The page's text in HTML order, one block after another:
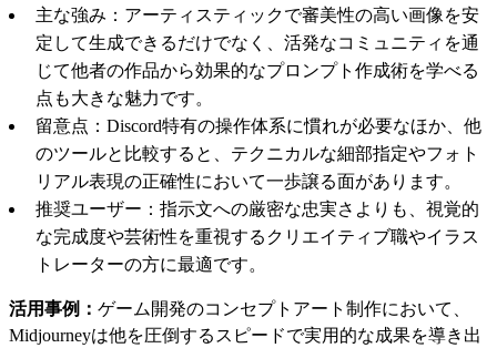
主な強み：アーティスティックで審美性の高い画像を安
定して生成できるだけでなく、活発なコミュニティを通
じて他者の作品から効果的なプロンプト作成術を学べる
点も大きな魅力です。
留意点：Discord特有の操作体系に慣れが必要なほか、他
のツールと比較すると、テクニカルな細部指定やフォト
リアル表現の正確性において一歩譲る面があります。
推奨ユーザー：指示文への厳密な忠実さよりも、視覚的
な完成度や芸術性を重視するクリエイティブ職やイラス
トレーターの方に最適です。
活用事例： ゲーム開発のコンセプトアート制作において、
Midjourneyは他を圧倒するスピードで実用的な成果を導き出